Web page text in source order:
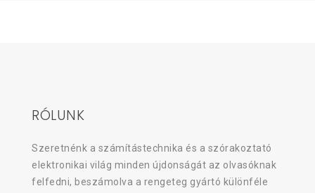
RÓLUNK
Szeretnénk a számítástechnika és a szórakoztató
elektronikai világ minden újdonságát az olvasóknak
felfedni, beszámolva a rengeteg gyártó különféle